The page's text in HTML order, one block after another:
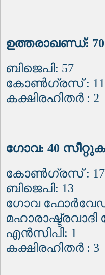
ഉത്തരാഖണ്ഡ്:
ബിജെപി: 57
കോൺഗ്രസ് : 11
കക്ഷിരഹിതർ : 2
ഗോവ: 40
കോൺഗ്രസ് : 17
ബിജെപി: 13
ഗോവ ഫോർവേഡ്
മഹാരാഷ്ട്രവാദി
എൻസിപി: 1
കക്ഷിരഹിതർ : 3